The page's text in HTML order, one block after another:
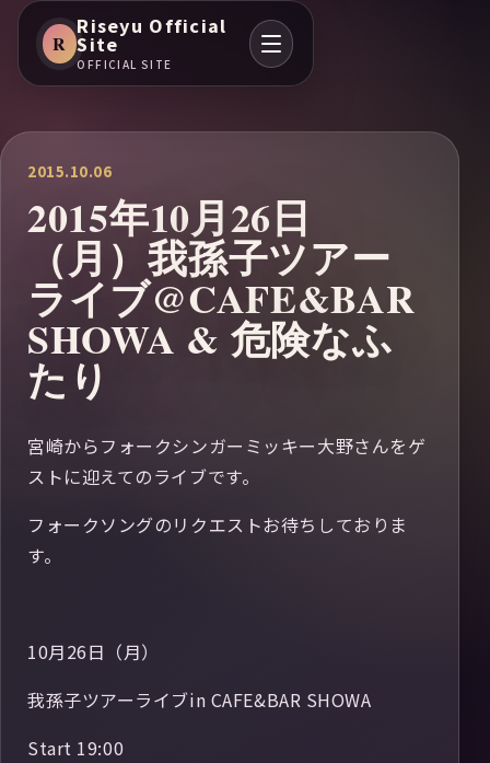
R
Riseyu Official
Site
OFFICIAL SITE
2015.10.06
2015年10月26日
（月）我孫子ツアー
ライブ@CAFE&BAR
SHOWA & 危険なふ
たり
宮崎からフォークシンガーミッキー大野さんをゲ
ストに迎えてのライブです。
フォークソングのリクエストお待ちしておりま
す。
10月26日（月）
我孫子ツアーライブin CAFE&BAR SHOWA
Start 19:00